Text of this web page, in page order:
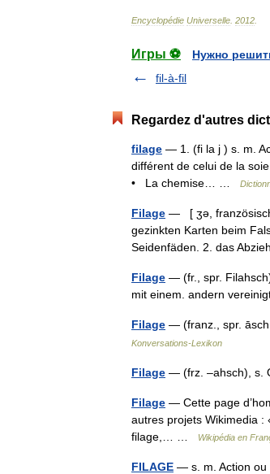
Encyclopédie Universelle 2012
Игры ⚽
Нужно
fil-à-fil
Regardez d'autres
filage — 1. (fi la j ) s. m.
différent de celui de la
• La chemise… …
Filage — [ ʒə,
gezinkten Karten beim
Seidenfäden. 2. das
Filage — (fr., spr.
mit einem. andern
Filage — (franz., spr.
Konversations-Lexikon
Filage — (frz. –ahsch), s.
Filage — Cette page
autres projets Wikimedia :
filage,… …
Wikipédia en
FILAGE — s. m. Action ou